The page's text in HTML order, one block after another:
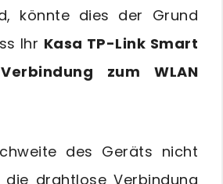
könnte dies der Grund
Ihr Kasa TP-Link Smart
zum WLAN
des Geräts nicht
drahtlose Verbindung